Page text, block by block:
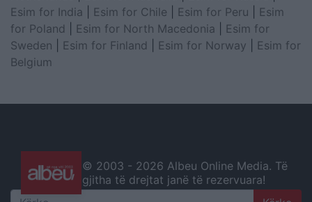
Esim for India
Esim for Chile Esim for Peru
Esim
for Poland
Esim for North Macedonia
Esim for
Sweden
Esim for Finland Esim for Norway
Esim for
Belgium
© 2003 - 2026 Albeu Online Media. Të
gjitha të drejtat janë të rezervuara!